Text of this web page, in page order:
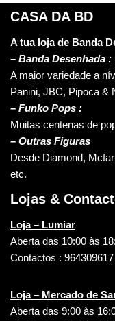
CASA DA BD
A tua loja de Banda
– Banda Desenhada :
A maior variedade a
Panini, JBC, Pipoca &
– Funko Pops :
Muitas centenas de
– Outras Figuras
Desde Diamond,
etc.
Lojas &
Loja – Lumiar
Aberta das 10:00 às
Contactos :
Loja – Mercado de
Aberta das 9:00 às